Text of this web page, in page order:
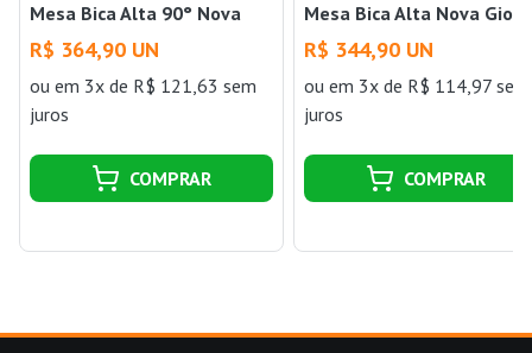
Mesa Bica Alta 90° Nova
Gioia DN15 Cromado
Fabrimar
R$ 364,90 UN
ou em 3x de R$ 121,63 sem
juros
COMPRAR
Mesa Bica Alta Nova Gioia
DN15 Cromado Fabrimar
R$ 344,90 UN
ouem 3x de R$ 114,97 sem
juros
COMPRAR